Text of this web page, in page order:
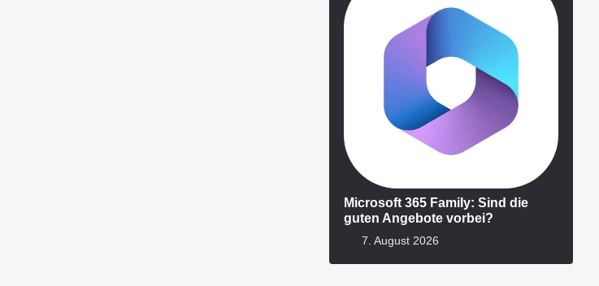
Microsoft 365 Family: Sind die
guten Angebote vorbei?
7. August 2026